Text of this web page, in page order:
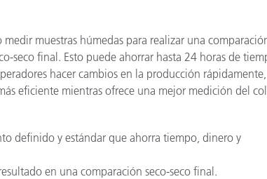
muestras húmedas para realizar una
seco final. Esto puede ahorrar hasta 24 horas de
hacer cambios en la producción rápidamente,
eficiente mientras ofrece una mejor medición del
definido y estándar que ahorra tiempo, dinero y
en una comparación seco-seco final.